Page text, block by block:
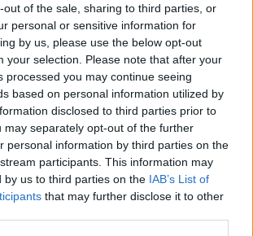
out of the sale, sharing to third parties, or
personal or sensitive information for
by us, please use the below opt-out
your selection. Please note that after your
processed you may continue seeing
based on personal information utilized by
disclosed to third parties prior to
may separately opt-out of the further
personal information by third parties on the
participants. This information may
by us to third parties on the IAB’s List of
that may further disclose it to other
ungherese e i suoi sussidi da 5,8
di congelare 7,5 miliardi di
l’Ungheria a causa di problemi di
prima, la scorsa settimana la CE ha
di dare il suo sostegno all’adozione
l’accesso ai finanziamenti UE per la
5,8 miliardi di euro, anche se la CE
7,5 miliardi di euro di finanziamenti
QUI.
sostenuta da 26 membri dell’UE
ceco Zbynˈek Stanjura, che presiede